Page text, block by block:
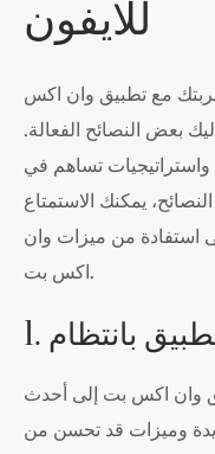
للايفون
مع تطبيق وان اكس
بعض النصائح الفعالة.
تساهم في
يمكنك الاستمتاع
استفادة من ميزات وان
اكس بت.
بانتظام
وان اكس بت إلى أحدث
وميزات قد تحسن من